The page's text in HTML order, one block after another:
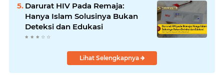
Darurat HIV Pada Remaja:
Hanya Islam Solusinya Bukan
Deteksi dan Edukasi
Lihat Selengkapnya